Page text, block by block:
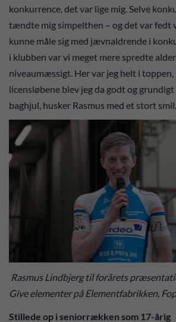
konkurrence, det var lige mig. Selve
tændte mig simpelthen – og det var fedt
kunne måle sig med jævnaldrende i
i klubben var vi meget mere spredte
niveaumæssigt. Her var jeg helt i toppen,
licensløbene blev jeg da godt og
baghjul, husker Rasmus med et stort smil.
Rasmus Lindbjerg til forårets
Give elementer på Elementfabrikken.
Stillede op i seniorrækken som 17-årig